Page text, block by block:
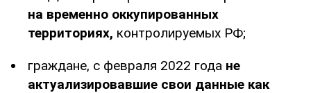
на временно оккупированных
территориях, контролируемых РФ;
граждане, с февраля 2022 года не
актуализировавшие свои данные как